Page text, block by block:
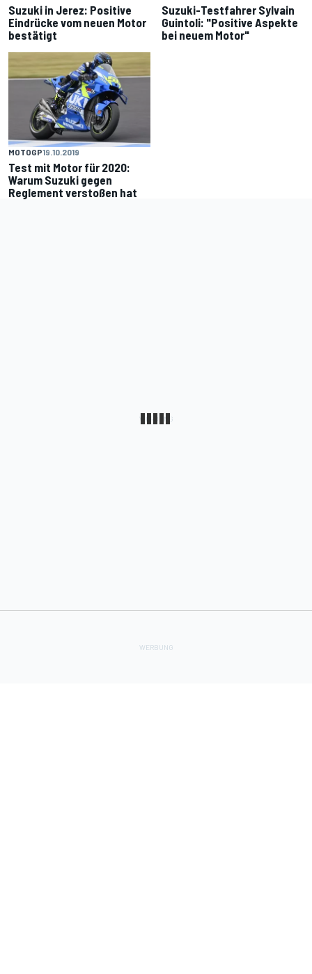
Suzuki in Jerez: Positive
Eindrücke vom neuen Motor
bestätigt
Suzuki-Testfahrer Sylvain
Guintoli: "Positive Aspekte
bei neuem Motor"
MOTOGP19.10.2019
Test mit Motor für 2020:
Warum Suzuki gegen
Reglement verstoßen hat